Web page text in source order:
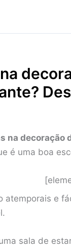
na decoração
é uma boa
atemporais e
sala de